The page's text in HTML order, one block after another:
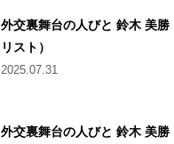
外交裏舞台の人びと 鈴木 美勝
リスト）
2025.07.31
外交裏舞台の人びと 鈴木 美勝